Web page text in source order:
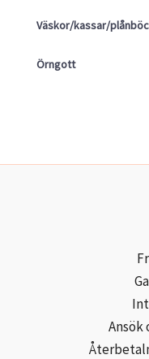
Väskor/kassar/
Örngott